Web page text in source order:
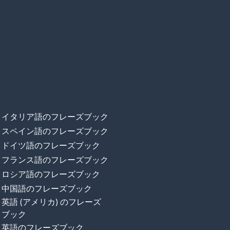
イタリア語のフレーズブック
スペイン語のフレーズブック
ドイツ語のフレーズブック
フランス語のフレーズブック
ロシア語のフレーズブック
中国語のフレーズブック
英語 (アメリカ) のフレーズ
ブック
英語のフレーズブック